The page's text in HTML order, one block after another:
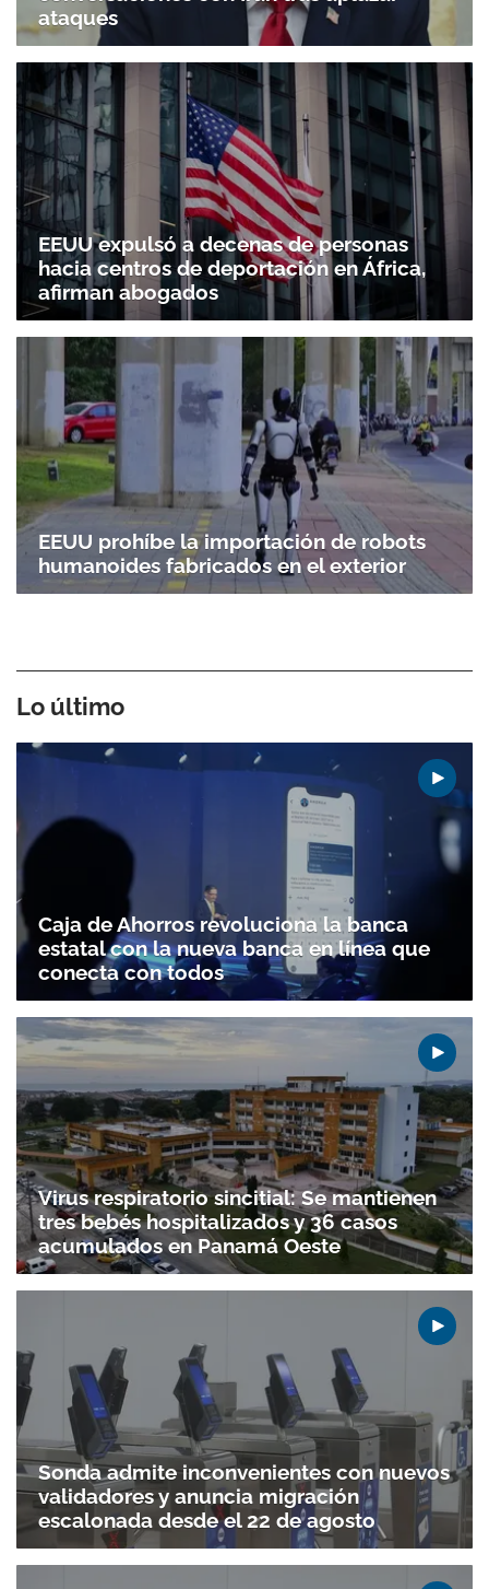
ataques
EEUU expulsó a decenas de personas
hacia centros de deportación en África,
afirman abogados
EEUU prohíbe la importación de robots
humanoides fabricados en el exterior
Lo último
Caja de Ahorros revoluciona la banca
estatal con la nueva banca en línea que
conecta con todos
Virus respiratorio sincitial: Se mantienen
tres bebés hospitalizados y 36 casos
acumulados en Panamá Oeste
Sonda admite inconvenientes con nuevos
validadores y anuncia migración
escalonada desde el 22 de agosto